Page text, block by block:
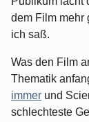
dem Film mehr
ich saß.
Was den Film
Thematik
immer und
schlechteste